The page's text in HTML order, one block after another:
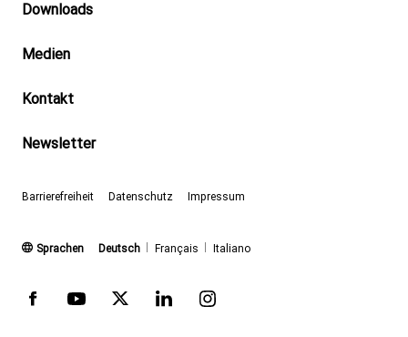
Downloads
Medien
Kontakt
Newsletter
Barrierefreiheit Datenschutz Impressum
Sprachen Deutsch
(aktiv)
Français Italiano